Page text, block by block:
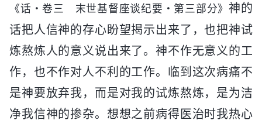
《话・卷三 末世基督座谈纪要・第三部分》 神的
话把人信神的存心盼望揭示出来了，也把神试
炼熬炼人的意义说出来了。神不作无意义的工
作，也不作对人不利的工作。临到这次病痛不
是神要放弃我，而是对我的试炼熬炼，是为洁
净我信神的掺杂。想想之前病得医治时我热心